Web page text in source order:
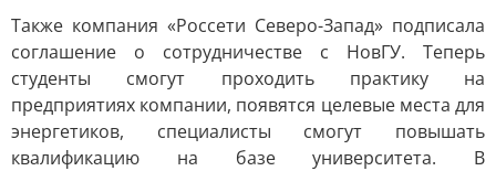
Также компания «Россети Северо-Запад» подписала
соглашение о сотрудничестве с НовГУ. Теперь
студенты смогут проходить практику на
предприятиях компании, появятся целевые места для
энергетиков, специалисты смогут повышать
квалификацию на базе университета. В